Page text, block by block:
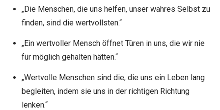
„Die Menschen, die uns helfen, unser wahres Selbst zu
finden, sind die wertvollsten.“
„Ein wertvoller Mensch öffnet Türen in uns, die wir nie
für möglich gehalten hätten.“
„Wertvolle Menschen sind die, die uns ein Leben lang
begleiten, indem sie uns in der richtigen Richtung
lenken.“